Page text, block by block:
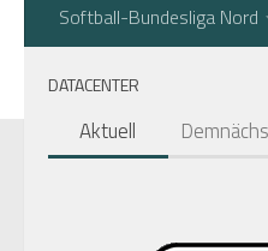
Softball-Bundesliga Nord
DATACENTER
Aktuell